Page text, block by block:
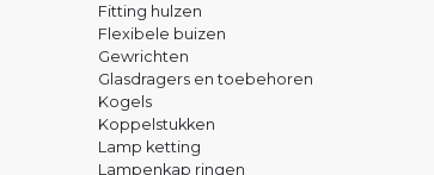
Fitting hulzen
Flexibele buizen
Gewrichten
Glasdragers en toebehoren
Kogels
Koppelstukken
Lamp ketting
Lampenkap ringen